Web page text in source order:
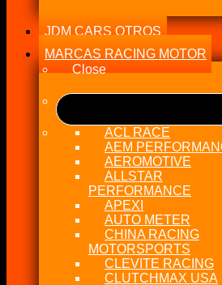
JDM CARS OTROS
MARCAS RACING MOTOR
Close
ACL RACE
AEM
AEROMOTIVE
ALLSTAR
PERFORMANCE
APEXI
AUTO METER
CHINA RACING
MOTORSPORTS
CLEVITE RACING
CLUTCHMAX USA